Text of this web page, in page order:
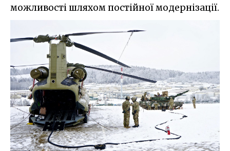
можливості шляхом постійної модернізації.